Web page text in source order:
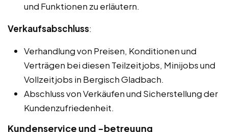
und Funktionen zu erläutern.
Verkaufsabschluss:
Verhandlung von Preisen, Konditionen und
Verträgen bei diesen Teilzeitjobs, Minijobs und
Vollzeitjobs in Bergisch Gladbach.
Abschluss von Verkäufen und Sicherstellung der
Kundenzufriedenheit.
Kundenservice und -betreuung